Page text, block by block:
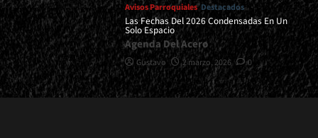
Avisos Parroquiales Destacados
Las Fechas Del 2026 Condensadas En Un
Solo Espacio
Agenda Del Acero
Gustavo 2 marzo, 2026 0